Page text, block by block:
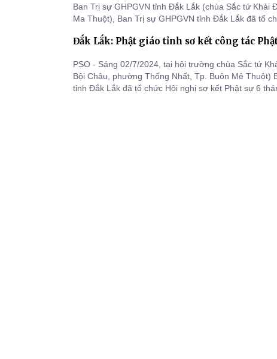
Ban Trị sự GHPGVN tỉnh Đắk Lắk (chùa Sắc tứ Khải
Ma Thuột), Ban Trị sự GHPGVN tỉnh Đắk Lắk đã tổ
chủ trương sắp xếp, kiện toàn tổ chức của Trung
Đắk Lắk: Phật giáo tỉnh sơ kết công tác
PSO - Sáng 02/7/2024, tại hội trường chùa Sắc tứ
Bội Châu, phường Thống Nhất, Tp. Buôn Mê Thuột)
tỉnh Đắk Lắk đã tổ chức Hội nghị sơ kết Phật sự 6